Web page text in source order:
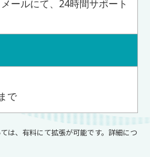
ールにて、24時間サポート
で
は、有料にて拡張が可能です。詳細につ